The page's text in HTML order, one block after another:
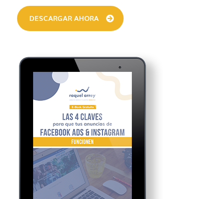
DESCARGAR AHORA